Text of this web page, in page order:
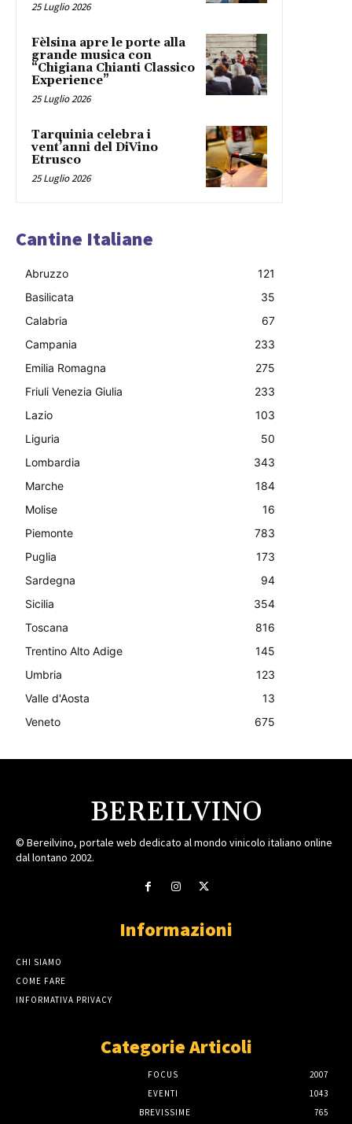
25 Luglio 2026
Fèlsina apre le porte alla
grande musica con
“Chigiana Chianti Classico
Experience”
25 Luglio 2026
Tarquinia celebra i
vent’anni del DiVino
Etrusco
25 Luglio 2026
Cantine Italiane
Abruzzo
121
Basilicata
35
Calabria
67
Campania
233
Emilia Romagna
275
Friuli Venezia Giulia
233
Lazio
103
Liguria
50
Lombardia
343
Marche
184
Molise
16
Piemonte
783
Puglia
173
Sardegna
94
Sicilia
354
Toscana
816
Trentino Alto Adige
145
Umbria
123
Valle d'Aosta
13
Veneto
675
BEREILVINO
© Bereilvino, portale web dedicato al mondo vinicolo italiano online
dal lontano 2002.
Informazioni
CHI SIAMO
COME FARE
INFORMATIVA PRIVACY
Categorie Articoli
FOCUS
2007
EVENTI
1043
BREVISSIME
765